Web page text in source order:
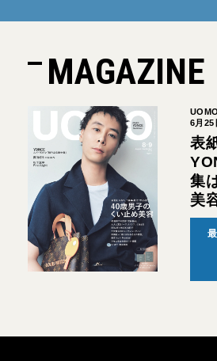
MAGAZINE
6月25
表
集
美